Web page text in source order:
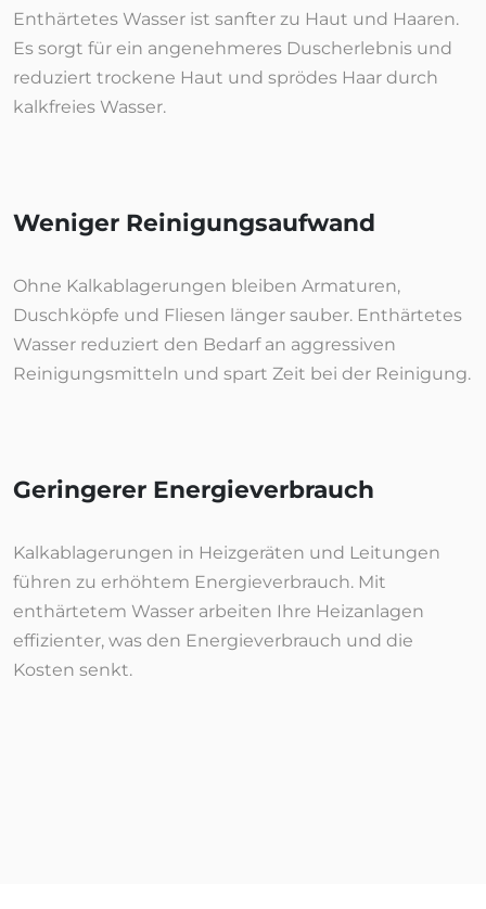
Enthärtetes Wasser ist sanfter zu Haut und Haaren.
Es sorgt für ein angenehmeres Duscherlebnis und
reduziert trockene Haut und sprödes Haar durch
kalkfreies Wasser.
Weniger Reinigungsaufwand
Ohne Kalkablagerungen bleiben Armaturen,
Duschköpfe und Fliesen länger sauber. Enthärtetes
Wasser reduziert den Bedarf an aggressiven
Reinigungsmitteln und spart Zeit bei der Reinigung.
Geringerer Energieverbrauch
Kalkablagerungen in Heizgeräten und Leitungen
führen zu erhöhtem Energieverbrauch. Mit
enthärtetem Wasser arbeiten Ihre Heizanlagen
effizienter, was den Energieverbrauch und die
Kosten senkt.